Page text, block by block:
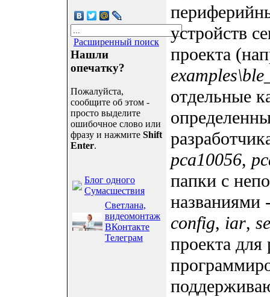
Расширенный поиск
Нашли
опечатку?
Пожалуйста,
сообщите об этом -
просто выделите
ошибочное слово или
фразу и нажмите Shift
Enter.
Блог одного
Сумасшествия
Светлана,
видеомонтаж
ВКонтакте
Телеграм
устройств
проекта
отдельные
pca10056,
папки с
названиями
config, iar,
проекта для